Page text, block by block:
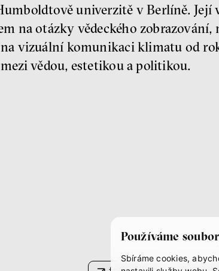
Používáme
Sbíráme cookies,
univerzitě v Berlíně. Její
na otázky vědeckého
vizuální komunikaci klimatu od
vědou, estetikou a politikou.